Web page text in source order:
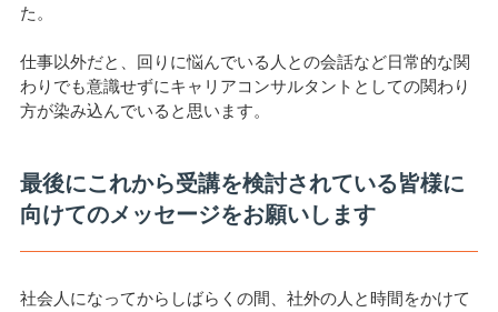
た。
仕事以外だと、回りに悩んでいる人との会話など日常的な関
わりでも意識せずにキャリアコンサルタントとしての関わり
方が染み込んでいると思います。
最後にこれから受講を検討されている皆様に
向けてのメッセージをお願いします
社会人になってからしばらくの間、社外の人と時間をかけて